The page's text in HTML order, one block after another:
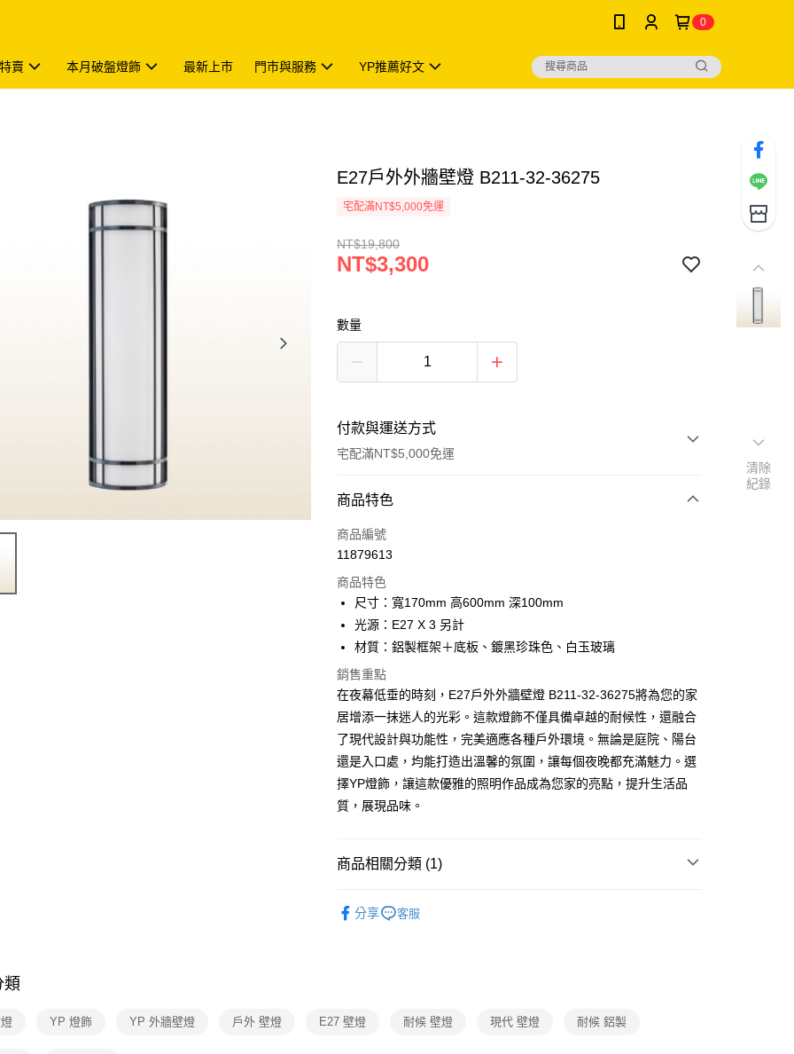
0
賣 本月破盤燈飾 最新上市 門市與服務 YP推薦好文
E27戶外外牆壁燈 B211-32-36275
宅配滿NT$5,000免運
NT$19,800
NT$3,300
數量
付款與運送方式
宅配滿NT$5,000免運
付款方式
信用卡一次付款
Apple Pay
街口支付
Google Pay
AFTEE先享後付
相關說明
【關於「AFTEE先享後付」】
AFTEE先享後付是「在收到商品之後才付款」的支付方式。 讓您購物簡單
２．便利：只要手機號碼，簡訊認證，即可結帳。
【「AFTEE先享後付」結帳流程】
絡購買商品的店家。未經商家同意取消之訂單仍視為有效，需透過AFTEE
ATM付款
運送方式
新竹貨運宅配
商品特色
商品編號
11879613
商品特色
尺寸：寬170mm 高600mm 深100mm
光源：E27 X 3 另計
材質：鋁製框架＋底板、鍍黑珍珠色、白玉玻璃
銷售重點
在夜幕低垂的時刻，E27戶外外牆壁燈 B211-32-36275將為您的家
居增添一抹迷人的光彩。這款燈飾不僅具備卓越的耐候性，還融合
了現代設計與功能性，完美適應各種戶外環境。無論是庭院、陽台
還是入口處，均能打造出溫馨的氛圍，讓每個夜晚都充滿魅力。選
擇YP燈飾，讓這款優雅的照明作品成為您家的亮點，提升生活品
質，展現品味。
商品相關分類 (1)
分享
客服
類
YP 燈飾 YP 外牆壁燈 戶外 壁燈 E27 壁燈 耐候 壁燈 現代 壁燈 耐候 鋁製
清除
紀錄